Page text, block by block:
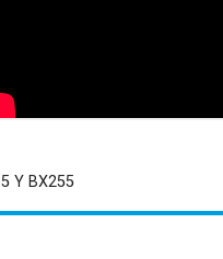
Y BX255